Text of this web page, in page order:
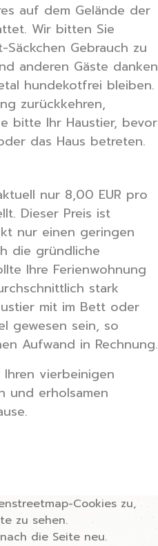
auf dem Gelände der
Wir bitten Sie
Gebrauch zu
anderen Gäste danken
hundekotfrei bleiben.
zurückkehren,
bitte Ihr Haustier, bevor
das Haus betreten.
nur 8,00 EUR pro
Dieser Preis ist
nur einen geringen
die gründliche
Ihre Ferienwohnung
stark
mit im Bett oder
gewesen sein, so
Aufwand in Rechnung.
vierbeinigen
und erholsamen
Cookies zu,
zu sehen.
die Seite neu.